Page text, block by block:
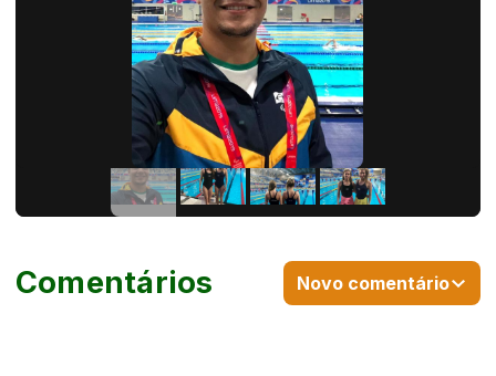
Comentários Novo comentário